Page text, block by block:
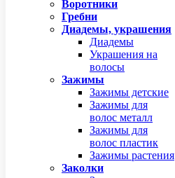
Воротники
Гребни
Диадемы, украшения
Диадемы
Украшения на
волосы
Зажимы
Зажимы детские
Зажимы для
волос металл
Зажимы для
волос пластик
Зажимы растения
Заколки